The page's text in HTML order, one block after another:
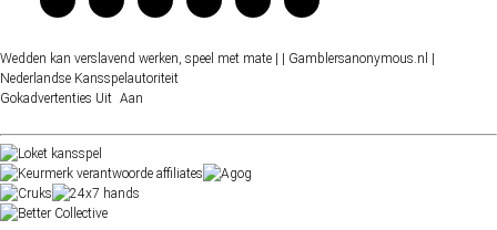
Wedden kan verslavend werken, speel met mate | | Gamblersanonymous.nl
Nederlandse Kansspelautoriteit
Gokadvertenties Uit Aan